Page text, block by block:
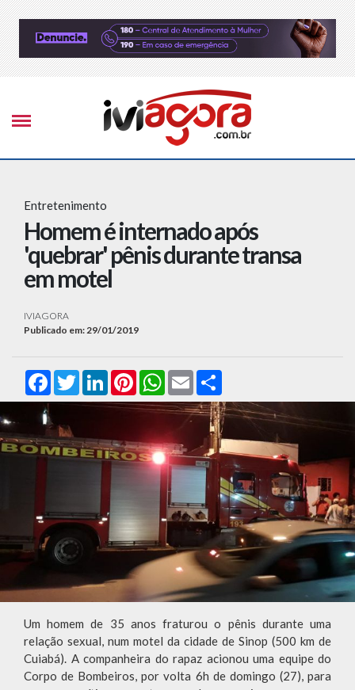
Entretenimento
Homem é internado após
'quebrar' pênis durante transa
em motel
IVIAGORA
Publicado em: 29/01/2019
FacebookTwitterLinkedInPinterestWhatsApp
Email
Um homem de 35 anos fraturou o pênis durante uma
relação sexual, num motel da cidade de Sinop (500 km de
Cuiabá). A companheira do rapaz acionou uma equipe do
Corpo de Bombeiros, por volta 6h de domingo (27), para